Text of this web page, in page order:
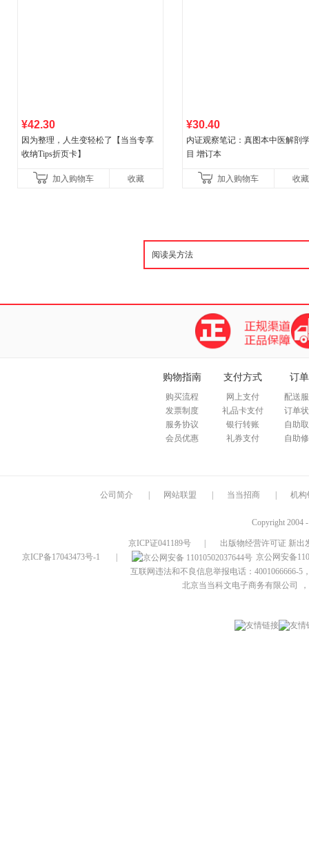
¥42.30
因为整理，人生变轻松了【当当专享
收纳Tips折页卡】
加入购物车 收藏
¥30.40
内证观察笔记：真图本中医解剖
目 增订本
加入购物车 收藏
购物指南
购买流程
发票制度
服务协议
会员优惠
支付方式
网上支付
礼品卡支付
银行转账
礼券支付
订
配送
订单
自助
自助
公司简介 网站联盟 当当招商 机构
Copyright 2004
京ICP证041189号
出版物经营许可证 新出
京ICP备17043473号-1
京公网安备
互联网违法和不良信息举报电话：4001066666-5
北京当当科文电子商务有限公司